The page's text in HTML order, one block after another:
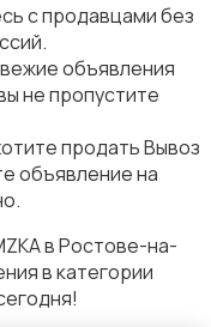
с продавцами без
объявления
не пропустите
продать Вывоз
объявление на
в Ростове-на-
в категории